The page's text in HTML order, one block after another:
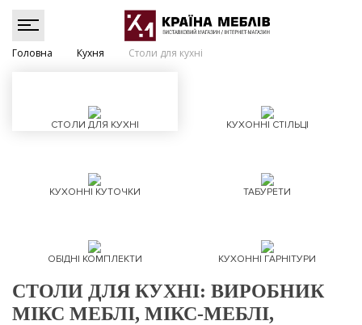
Головна Кухня Столи для кухні
СТОЛИ ДЛЯ КУХНІ КУХОННІ СТІЛЬЦІ
КУХОННІ КУТОЧКИ ТАБУРЕТИ
ОБІДНІ КОМПЛЕКТИ КУХОННІ ГАРНІТУРИ
СТОЛИ ДЛЯ КУХНІ: ВИРОБНИК
МІКС МЕБЛІ, МІКС-МЕБЛІ,